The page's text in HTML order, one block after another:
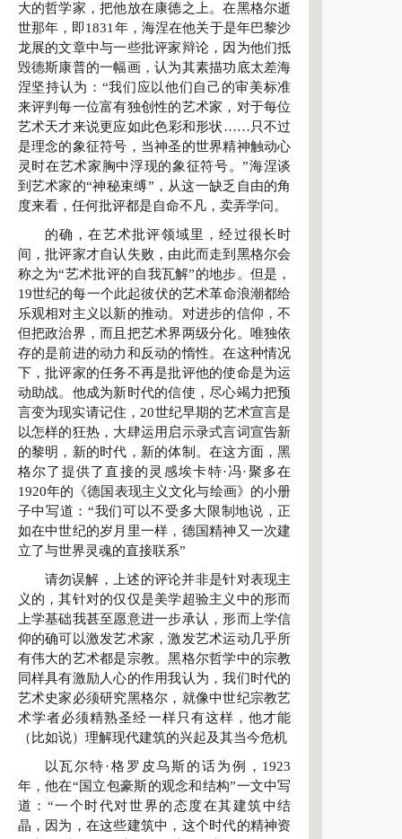
大的哲学家，把他放在康德之上。在黑格尔逝
世那年，即1831年，海涅在他关于是年巴黎沙
龙展的文章中与一些批评家辩论，因为他们抵
毁德斯康普的一幅画，认为其素描功底太差海
涅坚持认为：“我们应以他们自己的审美标准
来评判每一位富有独创性的艺术家，对于每位
艺术天才来说更应如此色彩和形状……只不过
是理念的象征符号，当神圣的世界精神触动心
灵时在艺术家胸中浮现的象征符号。”海涅谈
到艺术家的“神秘束缚”，从这一缺乏自由的角
度来看，任何批评都是自命不凡，卖弄学问。
的确，在艺术批评领域里，经过很长时
间，批评家才自认失败，由此而走到黑格尔会
称之为“艺术批评的自我瓦解”的地步。但是，
19世纪的每一个此起彼伏的艺术革命浪潮都给
乐观相对主义以新的推动。对进步的信仰，不
但把政治界，而且把艺术界两级分化。唯独依
存的是前进的动力和反动的惰性。在这种情况
下，批评家的任务不再是批评他的使命是为运
动助战。他成为新时代的信使，尽心竭力把预
言变为现实请记住，20世纪早期的艺术宣言是
以怎样的狂热，大肆运用启示录式言词宣告新
的黎明，新的时代，新的体制。在这方面，黑
格尔了提供了直接的灵感埃卡特·冯·聚多在
1920年的《德国表现主义文化与绘画》的小册
子中写道：“我们可以不受多大限制地说，正
如在中世纪的岁月里一样，德国精神又一次建
立了与世界灵魂的直接联系”
请勿误解，上述的评论并非是针对表现主
义的，其针对的仅仅是美学超验主义中的形而
上学基础我甚至愿意进一步承认，形而上学信
仰的确可以激发艺术家，激发艺术运动几乎所
有伟大的艺术都是宗教。黑格尔哲学中的宗教
同样具有激励人心的作用我认为，我们时代的
艺术史家必须研究黑格尔，就像中世纪宗教艺
术学者必须精熟圣经一样只有这样，他才能
（比如说）理解现代建筑的兴起及其当今危机
以瓦尔特·格罗皮乌斯的话为例，1923
年，他在“国立包豪斯的观念和结构”一文中写
道：“一个时代对世界的态度在其建筑中结
晶，因为，在这些建筑中，这个时代的精神资